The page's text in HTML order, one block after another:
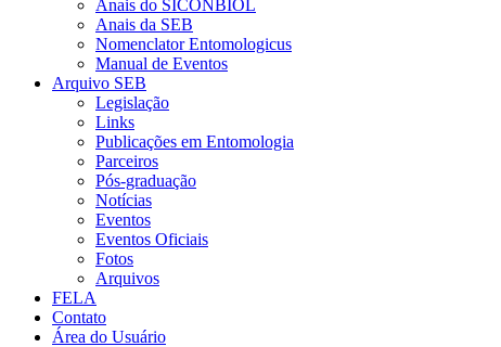
Anais do SICONBIOL
Anais da SEB
Nomenclator Entomologicus
Manual de Eventos
Arquivo SEB
Legislação
Links
Publicações em Entomologia
Parceiros
Pós-graduação
Notícias
Eventos
Eventos Oficiais
Fotos
Arquivos
FELA
Contato
Área do Usuário